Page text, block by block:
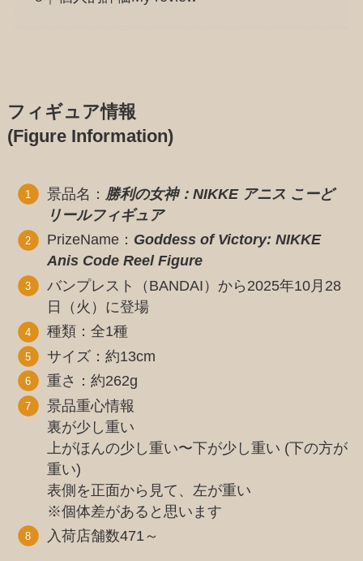
フィギュア情報
(Figure Information)
景品名： 勝利の女神：NIKKE アニス こーど
リールフィギュア
PrizeName： Goddess of Victory: NIKKE
Anis Code Reel Figure
バンプレスト（BANDAI）から2025年10月28
日（火）に登場
種類：全1種
サイズ：約13cm
重さ：約262g
景品重心情報
裏が少し重い
上がほんの少し重い〜下が少し重い (下の方が
重い)
表側を正面から見て、左が重い
※個体差があると思います
入荷店舗数471～